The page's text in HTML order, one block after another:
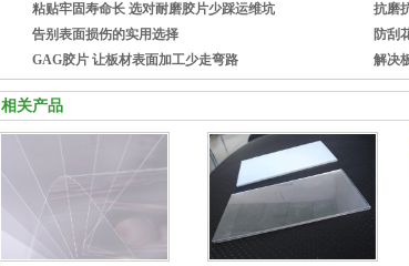
粘贴牢固寿命长 选对耐磨胶片少踩运维坑
抗磨
告别表面损伤的实用选择
防刮
GAG胶片 让板材表面加工少走弯路
解决
相关产品